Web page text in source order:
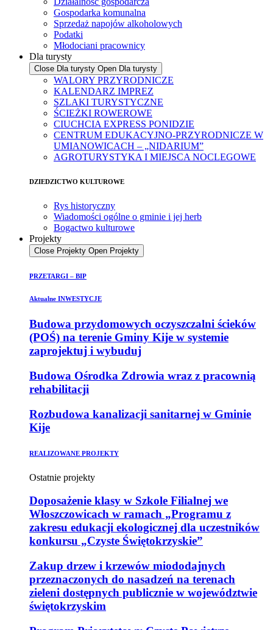
Gospodarka komunalna
Sprzedaż napojów alkoholowych
Podatki
Młodociani pracownicy
Dla turysty
Close Dla turysty Open Dla turysty
WALORY PRZYRODNICZE
KALENDARZ IMPREZ
SZLAKI TURYSTYCZNE
ŚCIEŻKI ROWEROWE
CIUCHCIA EXPRESS PONIDZIE
CENTRUM EDUKACYJNO-PRZYRODNICZE W
UMIANOWICACH – „NIDARIUM”
AGROTURYSTYKA I MIEJSCA NOCLEGOWE
DZIEDZICTWO KULTUROWE
Rys historyczny
Wiadomości ogólne o gminie i jej herb
Bogactwo kulturowe
Projekty
Close Projekty Open Projekty
PRZETARGI – BIP
Aktualne INWESTYCJE
Budowa przydomowych oczyszczalni ścieków
(POŚ) na terenie Gminy Kije w systemie
zaprojektuj i wybuduj
Budowa Ośrodka Zdrowia wraz z pracownią
rehabilitacji
Rozbudowa kanalizacji sanitarnej w Gminie
Kije
REALIZOWANE PROJEKTY
Ostatnie projekty
Doposażenie klasy w Szkole Filialnej we
Włoszczowicach w ramach „Programu z
zakresu edukacji ekologicznej dla uczestników
konkursu „Czyste Świętokrzyskie”
Zakup drzew i krzewów miododajnych
przeznaczonych do nasadzeń na terenach
zieleni dostępnych publicznie w województwie
świętokrzyskim